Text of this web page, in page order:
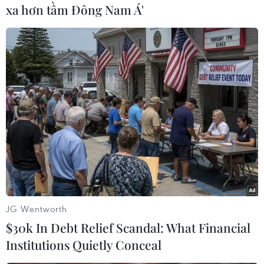
lớn nhấttrên thế giới chuyên về phẫu thuật thai
nhi, trung bình mỗi năm bệnh viện xử lýtới 200
trường hợp thai nhi bệnh lý./.
Lê Bàng (Vietnam+)
xa hơn tầm Đông Nam Á'
JG Wentworth
$30k In Debt Relief Scandal: What Financial
Institutions Quietly Conceal